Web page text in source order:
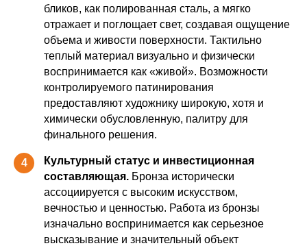
бликов, как полированная сталь, а мягко
отражает и поглощает свет, создавая ощущение
объема и живости поверхности. Тактильно
теплый материал визуально и физически
воспринимается как «живой». Возможности
контролируемого патинирования
предоставляют художнику широкую, хотя и
химически обусловленную, палитру для
финального решения.
4
Культурный статус и инвестиционная
составляющая. Бронза исторически
ассоциируется с высоким искусством,
вечностью и ценностью. Работа из бронзы
изначально воспринимается как серьезное
высказывание и значительный объект